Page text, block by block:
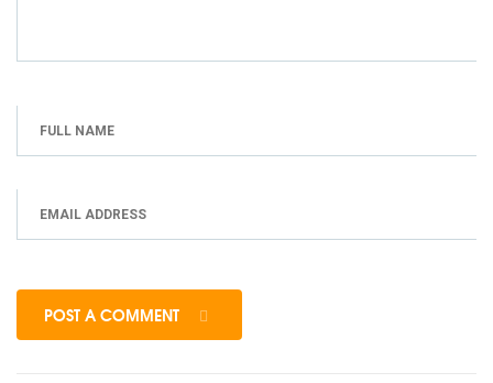
POST A COMMENT